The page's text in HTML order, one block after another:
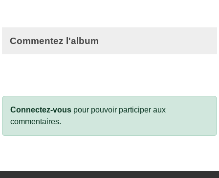
Commentez l'album
Connectez-vous pour pouvoir participer aux
commentaires.